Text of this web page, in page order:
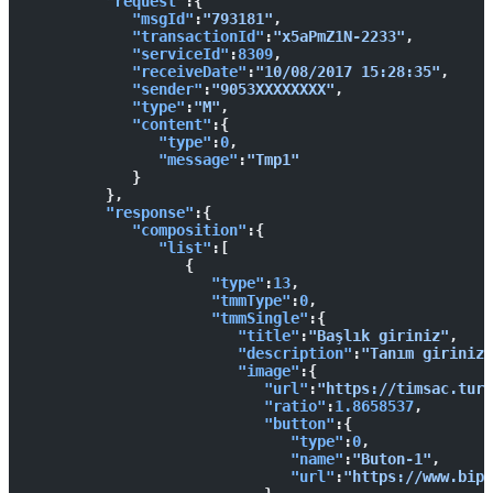
            "msgId"
:"793181" ,
            "transactionId"
:"x5aPmZ1N-2233" ,
            "serviceId"
:8309,
            "receiveDate"
:"10/08/2017 15:28:35" ,
            "sender"
:"9053XXXXXXXX" ,
            "type"
:"M" ,
            "content"
:{
               "type"
:0,
               "message"
:"Tmp1"
            }
         },
         "response"
:{
            "composition"
:{
               "list"
:[
                  {
                     "type"
:13,
                     "tmmType"
:0,
                     "tmmSingle"
:{
                        "title"
:"Başlık giriniz" ,
                        "description"
:"Tanım giriniz"
                        "image"
:{
                           "url"
:"https://
                           "ratio"
:1.8658537,
                           "button"
:{
                              "type"
:0,
                              "name"
:"Buton-1" ,
                              "url"
:"https://